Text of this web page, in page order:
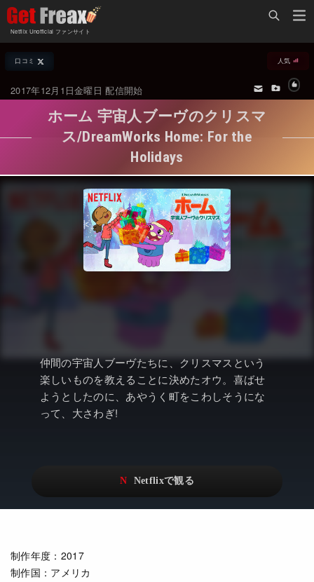
Netflix Unofficial ファンサイト
Netflix新着作品
オールジャンル
海外ドラマ・シリーズ
国内TV番組・ドラマ
国内映画
アジアTV番組・ドラマ
アニメ
ドキュメンタリー
Netflixオリジナル作品
リアリティ
配信終了予定の作品
海外ドラマ・ラインナップ
Netflix 人気ランキング
Netflix 全作品ラインナップ
Netflix配信作品カスタム検索
トレンド
Netflix・VOD総合News
Netflix Video
…
口コミ 人気
2017年12月1日金曜日 配信開始
ホーム 宇宙人ブーヴのクリスマ
ス/DreamWorks Home: For the
Holidays
仲間の宇宙人ブーヴたちに、クリスマスという
楽しいものを教えることに決めたオウ。喜ばせ
ようとしたのに、あやうく町をこわしそうにな
って、大さわぎ!
制作年度 ：2017
制作国 ：アメリカ